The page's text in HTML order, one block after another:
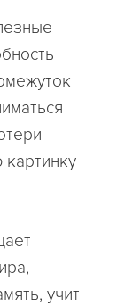
картинку
учит